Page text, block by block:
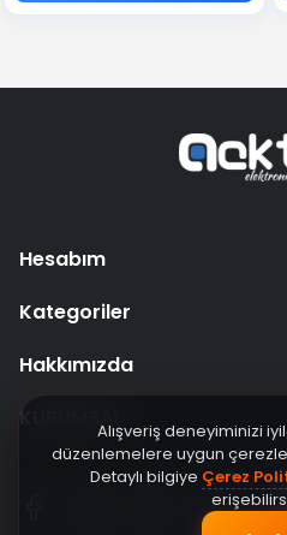
Alışveriş deneyiminizi
düzenlemelere uygun
Detaylı bilgiye Çerez
Hesabım
Kategoriler
Hakkımızda
KURUMSAL